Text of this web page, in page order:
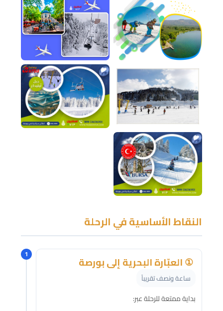
النقاط الأساسية في الرحلة
1 ① العبّارة البحرية إلى بورصة
ساعة ونصف تقريباً
بداية ممتعة للرحلة عبر: